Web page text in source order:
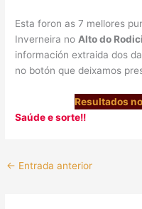
Esta foron as 7 mellores
Inverneira no Alto do
información extraida dos
no botón que deixamos
Resultados
Saúde e sorte!!
← Entrada anterior